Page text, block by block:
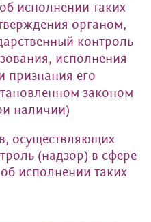
исполнении таких
органом,
контроль
исполнения
признания его
законом
наличии)
осуществляющих
(надзор) в сфере
исполнении таких